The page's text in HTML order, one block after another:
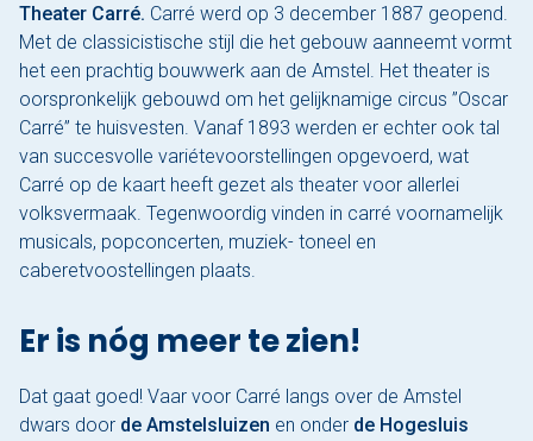
Theater Carré. Carré werd op 3 december 1887 geopend.
Met de classicistische stijl die het gebouw aanneemt vormt
het een prachtig bouwwerk aan de Amstel. Het theater is
oorspronkelijk gebouwd om het gelijknamige circus ”Oscar
Carré” te huisvesten. Vanaf 1893 werden er echter ook tal
van succesvolle variétevoorstellingen opgevoerd, wat
Carré op de kaart heeft gezet als theater voor allerlei
volksvermaak. Tegenwoordig vinden in carré voornamelijk
musicals, popconcerten, muziek- toneel en
caberetvoostellingen plaats.
Er is nóg meer te zien!
Dat gaat goed! Vaar voor Carré langs over de Amstel
dwars door de Amstelsluizen en onder de Hogesluis